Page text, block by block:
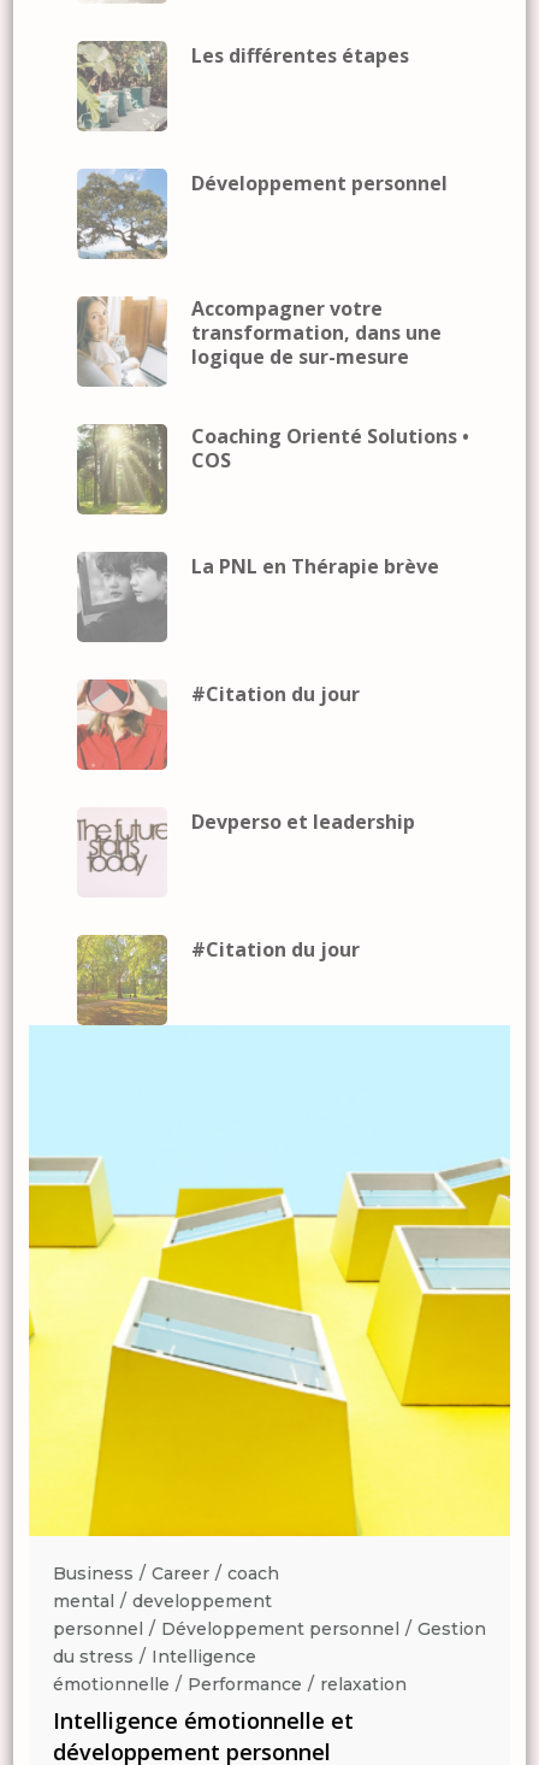
Les différentes étapes
Développement personnel
Accompagner votre
transformation, dans une
logique de sur-mesure
Coaching Orienté Solutions •
COS
La PNL en Thérapie brève
#Citation du jour
Devperso et leadership
#Citation du jour
Business Career
coach
mental
developpement
personnel
Développement personnel
Gestion
du stress
Intelligence
émotionnelle
Performance relaxation
Intelligence émotionnelle et
développement personnel